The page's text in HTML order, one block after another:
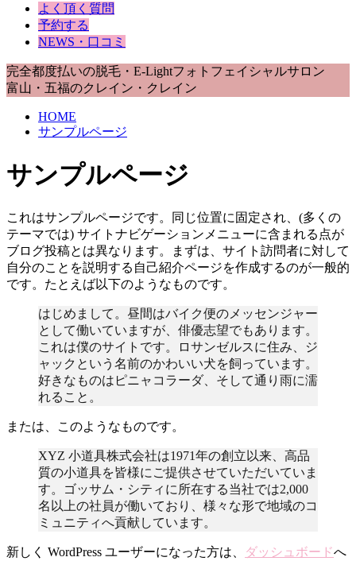
よく頂く質問
予約する
NEWS・口コミ
完全都度払いの脱毛・E-Lightフォトフェイシャルサロン
富山・五福のクレイン・クレイン
HOME
サンプルページ
サンプルページ
これはサンプルページです。同じ位置に固定され、(多くの
テーマでは) サイトナビゲーションメニューに含まれる点が
ブログ投稿とは異なります。まずは、サイト訪問者に対して
自分のことを説明する自己紹介ページを作成するのが一般的
です。たとえば以下のようなものです。
はじめまして。昼間はバイク便のメッセンジャー
として働いていますが、俳優志望でもあります。
これは僕のサイトです。ロサンゼルスに住み、ジ
ャックという名前のかわいい犬を飼っています。
好きなものはピニャコラーダ、そして通り雨に濡
れること。
または、このようなものです。
XYZ 小道具株式会社は1971年の創立以来、高品
質の小道具を皆様にご提供させていただいていま
す。ゴッサム・シティに所在する当社では2,000
名以上の社員が働いており、様々な形で地域のコ
ミュニティへ貢献しています。
新しく WordPress ユーザーになった方は、 ダッシュボードへ